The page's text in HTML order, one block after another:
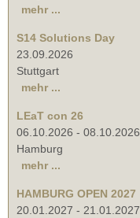
mehr ...
S14 Solutions Day
23.09.2026
Stuttgart
mehr ...
LEaT con 26
06.10.2026 - 08.10.2026
Hamburg
mehr ...
HAMBURG OPEN 2027
20.01.2027 - 21.01.2027